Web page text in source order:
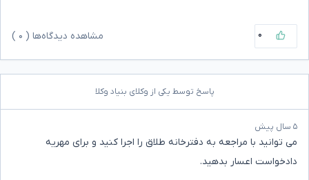
۰ مشاهده دیدگاه‌ها ( ۰
پاسخ توسط یکی از وکلای بنیاد وکلا
۵ سال پیش
می توانید با مراجعه به دفترخانه طلاق را اجرا کنید و برای مهریه
دادخواست اعسار بدهید.